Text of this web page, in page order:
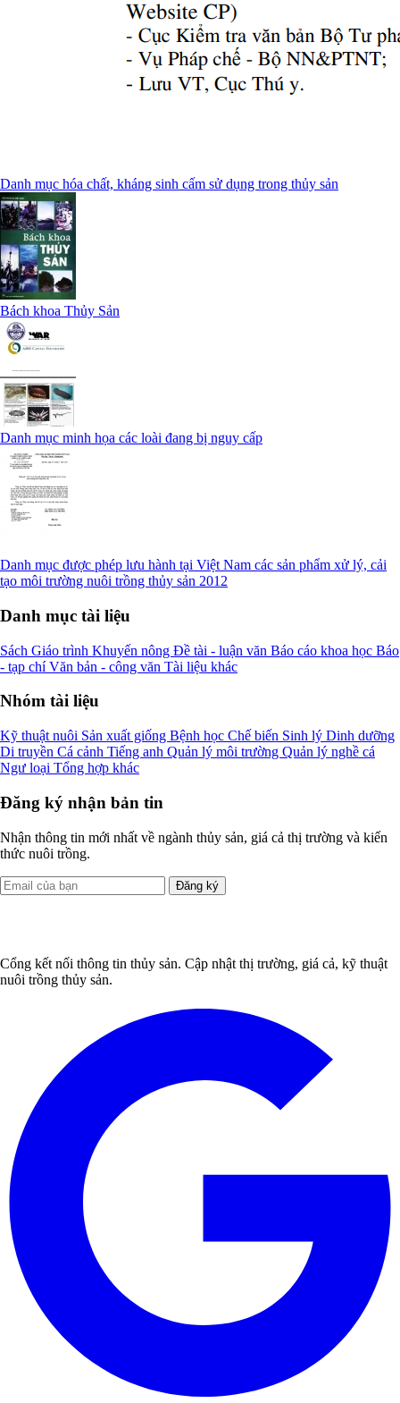
Danh mục hóa chất, kháng sinh cấm sử dụng trong thủy sản
Bách khoa Thủy Sản
Danh mục minh họa các loài đang bị nguy cấp
Danh mục được phép lưu hành tại Việt Nam các sản phẩm xử lý, cải
tạo môi trường nuôi trồng thủy sản 2012
Danh mục tài liệu
Sách Giáo trình Khuyến nông Đề tài - luận văn Báo cáo khoa học Báo
- tạp chíVăn bản - công văn Tài liệu khác
Nhóm tài liệu
Kỹ thuật nuôi Sản xuất giống Bệnh học Chế biến Sinh lý Dinh dưỡng
Di truyền Cá cảnh Tiếng anh Quản lý môi trường Quản lý nghề cá
Ngư loại Tổng hợp khác
Đăng ký nhận bản tin
Nhận thông tin mới nhất về ngành thủy sản, giá cả thị trường và kiến
thức nuôi trồng.
Đăng ký
Cổng kết nối thông tin thủy sản. Cập nhật thị trường, giá cả, kỹ thuật
nuôi trồng thủy sản.